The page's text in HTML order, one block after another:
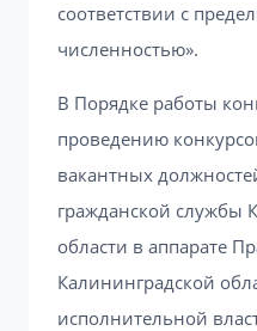
соответствии с
численностью».
В Порядке работы
проведению
вакантных
гражданской службы
области в аппарате
Калининградской
исполнительной